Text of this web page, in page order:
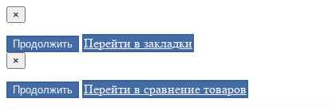
×
Продолжить Перейти в закладки
×
Продолжить
Перейти в сравнение товаров